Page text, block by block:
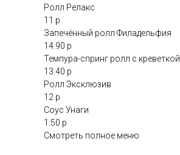
Ролл Релакс
11 р
Запечённый ролл Филадельфия
14.90 р
Темпура-спринг ролл с креветкой
13.40 р
Ролл Эксклюзив
12 р
Соус Унаги
1.50 р
Смотреть полное меню